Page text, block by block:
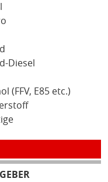
Diesel
(FFV, E85 etc.)